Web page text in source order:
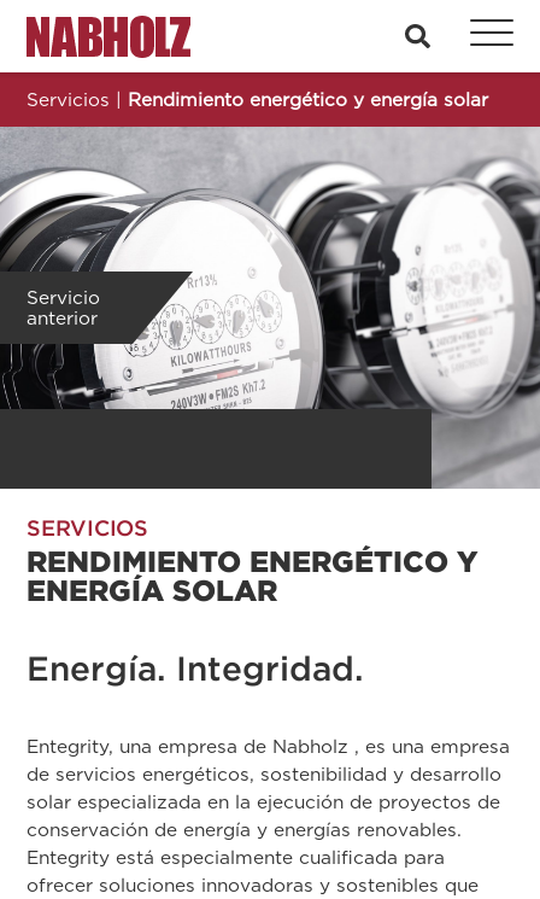
Nabholz Construction Corporation busque en
Servicios | Rendimiento energético y energía solar
Servicio
anterior
SERVICIOS
RENDIMIENTO ENERGÉTICO Y
ENERGÍA SOLAR
Energía. Integridad.
Entegrity, una empresa de Nabholz , es una empresa
de servicios energéticos, sostenibilidad y desarrollo
solar especializada en la ejecución de proyectos de
conservación de energía y energías renovables.
Entegrity está especialmente cualificada para
ofrecer soluciones innovadoras y sostenibles que